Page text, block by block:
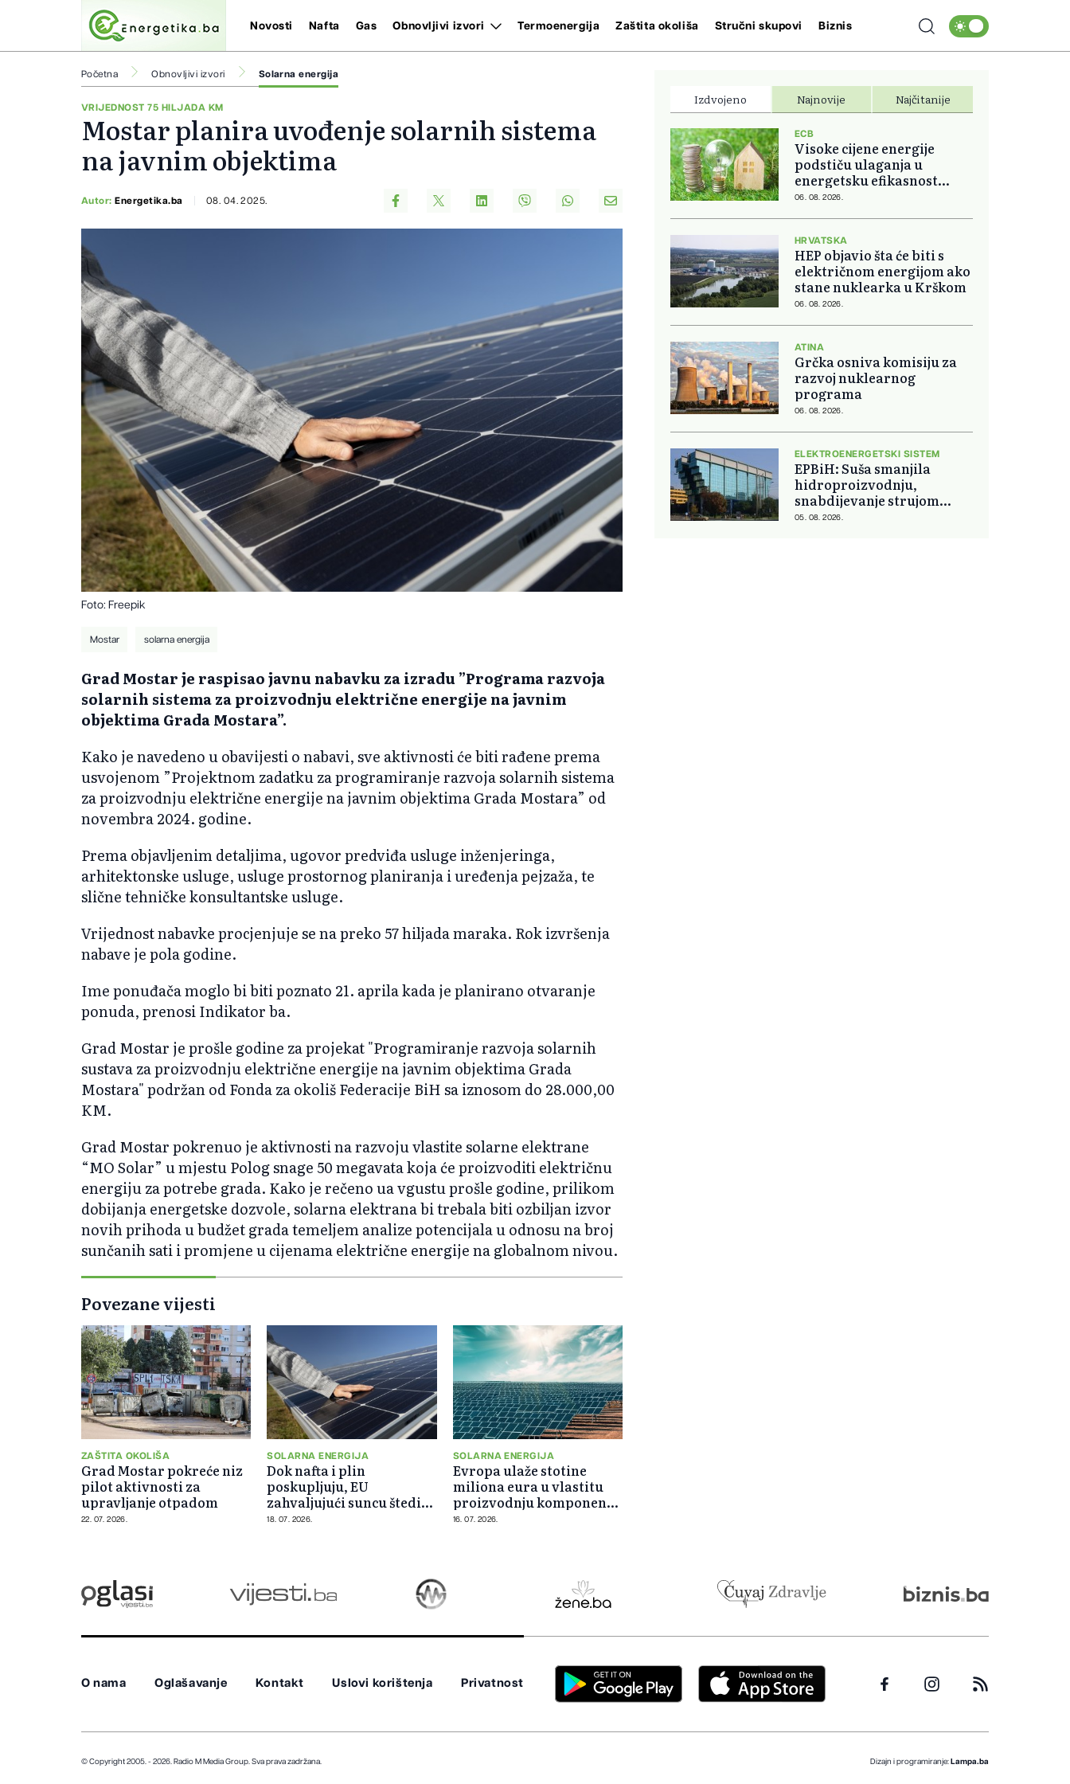
Novosti Nafta Gas Obnovljivi izvori Termoenergija Zaštita okoliša Stručni skupovi Biznis
Početna Obnovljivi izvori Solarna energija
VRIJEDNOST 75 HILJADA KM
Mostar planira uvođenje solarnih sistema
na javnim objektima
Autor:Energetika.ba 08. 04. 2025.
Foto: Freepik
Mostar solarna energija
Grad Mostar je raspisao javnu nabavku za izradu ”Programa razvoja
solarnih sistema za proizvodnju električne energije na javnim
objektima Grada Mostara”.
Kako je navedeno u obavijesti o nabavi, sve aktivnosti će biti rađene prema
usvojenom ”Projektnom zadatku za programiranje razvoja solarnih sistema
za proizvodnju električne energije na javnim objektima Grada Mostara” od
novembra 2024. godine.
Prema objavljenim detaljima, ugovor predviđa usluge inženjeringa,
arhitektonske usluge, usluge prostornog planiranja i uređenja pejzaža, te
slične tehničke konsultantske usluge.
Vrijednost nabavke procjenjuje se na preko 57 hiljada maraka. Rok izvršenja
nabave je pola godine.
Ime ponuđača moglo bi biti poznato 21. aprila kada je planirano otvaranje
ponuda, prenosi Indikator ba.
Grad Mostar je prošle godine za projekat "Programiranje razvoja solarnih
sustava za proizvodnju električne energije na javnim objektima Grada
Mostara" podržan od Fonda za okoliš Federacije BiH sa iznosom do 28.000,00
KM.
Grad Mostar pokrenuo je aktivnosti na razvoju vlastite solarne elektrane
“MO Solar” u mjestu Polog snage 50 megavata koja će proizvoditi električnu
energiju za potrebe grada. Kako je rečeno ua vgustu prošle godine, prilikom
dobijanja energetske dozvole, solarna elektrana bi trebala biti ozbiljan izvor
novih prihoda u budžet grada temeljem analize potencijala u odnosu na broj
sunčanih sati i promjene u cijenama električne energije na globalnom nivou.
Povezane vijesti
ZAŠTITA OKOLIŠA
Grad Mostar pokreće niz
pilot aktivnosti za
upravljanje otpadom
22. 07. 2026.
SOLARNA ENERGIJA
Dok nafta i plin
poskupljuju, EU
zahvaljujući suncu štedi
milijarde
18. 07. 2026.
SOLARNA ENERGIJA
Evropa ulaže stotine
miliona eura u vlastitu
proizvodnju komponenti
za solarne panele
16. 07. 2026.
Izdvojeno Najnovije Najčitanije
ECB
Visoke cijene energije
podstiču ulaganja u
energetsku efikasnost
domova
06. 08. 2026.
HRVATSKA
HEP objavio šta će biti s
električnom energijom ako
stane nuklearka u Krškom
06. 08. 2026.
ATINA
Grčka osniva komisiju za
razvoj nuklearnog
programa
06. 08. 2026.
ELEKTROENERGETSKI SISTEM
EPBiH: Suša smanjila
hidroproizvodnju,
snabdijevanje strujom
ostaje stabilno
05. 08. 2026.
O nama Oglašavanje Kontakt Uslovi korištenja Privatnost
© Copyright 2005. - 2026. Radio M Media Group. Sva prava zadržana. Dizajn i programiranje: Lampa.ba